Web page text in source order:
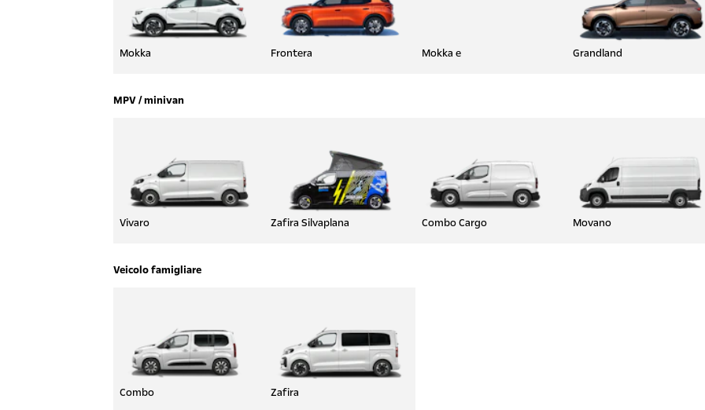
Mokka Frontera Mokka e Grandland
MPV / minivan
Vivaro Zafira Silvaplana Combo Cargo Movano
Veicolo famigliare
Combo Zafira